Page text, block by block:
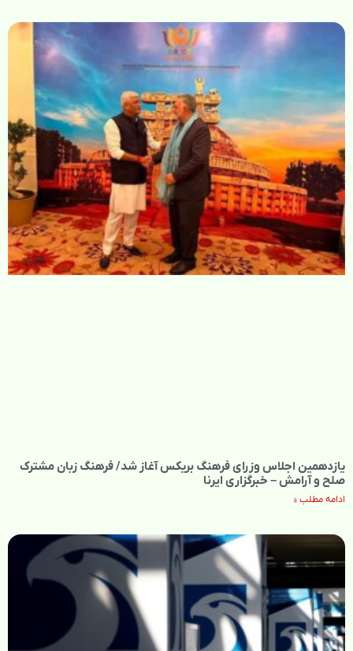
یازدهمین اجلاس وزرای فرهنگ بریکس آغاز شد/ فرهنگ زبان مشترک
صلح و آرامش – خبرگزاری ایرنا
ادامه مطلب »